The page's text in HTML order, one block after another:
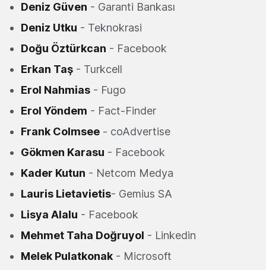
Deniz Güven - Garanti Bankası
Deniz Utku - Teknokrasi
Doğu Öztürkcan - Facebook
Erkan Taş - Turkcell
Erol Nahmias - Fugo
Erol Yöndem - Fact-Finder
Frank Colmsee - coAdvertise
Gökmen Karasu - Facebook
Kader Kutun - Netcom Medya
Lauris Lietavietis- Gemius SA
Lisya Alalu - Facebook
Mehmet Taha Doğruyol - Linkedin
Melek Pulatkonak - Microsoft